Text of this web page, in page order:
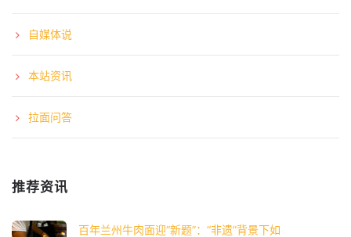
自媒体说
本站资讯
拉面问答
推荐资讯
百年兰州牛肉面迎“新题”：“非遗”背景下如